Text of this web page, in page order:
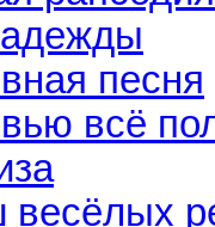
песня
всё